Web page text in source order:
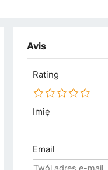
Avis
Rating
Imię
Email